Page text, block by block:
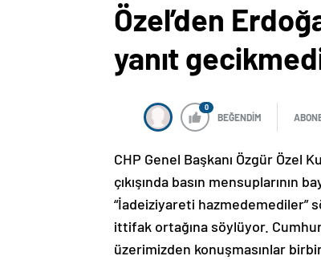
Özel’den
yanıt
0
BEĞENDİM
CHP Genel Başkanı Özgür Özel
çıkışında basın mensuplarının
“İadeiziyareti hazmedemediler”
ittifak ortağına söylüyor.
üzerimizden konuşmasınlar